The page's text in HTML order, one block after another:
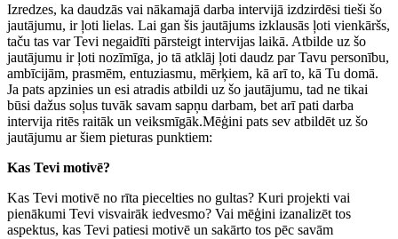
Izredzes, ka daudzās vai nākamajā darba intervijā izdzirdēsi tieši šo
jautājumu, ir ļoti lielas. Lai gan šis jautājums izklausās ļoti vienkāršs,
taču tas var Tevi negaidīti pārsteigt intervijas laikā. Atbilde uz šo
jautājumu ir ļoti nozīmīga, jo tā atklāj ļoti daudz par Tavu personību,
ambīcijām, prasmēm, entuziasmu, mērķiem, kā arī to, kā Tu domā.
Ja pats apzinies un esi atradis atbildi uz šo jautājumu, tad ne tikai
būsi dažus soļus tuvāk savam sapņu darbam, bet arī pati darba
intervija ritēs raitāk un veiksmīgāk.Mēģini pats sev atbildēt uz šo
jautājumu ar šiem pieturas punktiem:
Kas Tevi motivē?
Kas Tevi motivē no rīta piecelties no gultas? Kuri projekti vai
pienākumi Tevi visvairāk iedvesmo? Vai mēģini izanalizēt tos
aspektus, kas Tevi patiesi motivē un sakārto tos pēc savām